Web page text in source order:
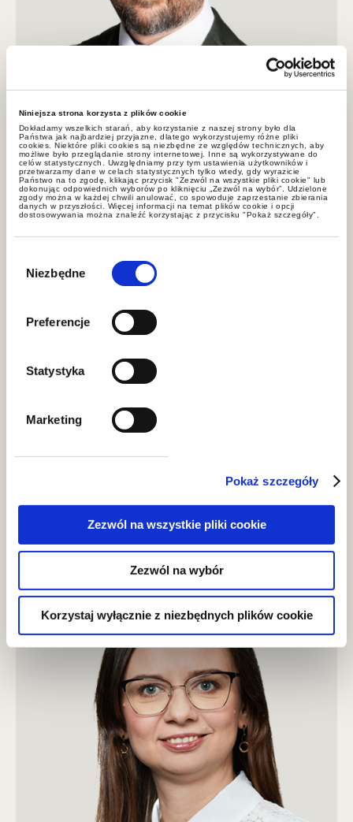
Niniejsza strona korzysta z plików cookie
Dokładamy wszelkich starań, aby korzystanie z naszej strony było dla
Państwa jak najbardziej przyjazne, dlatego wykorzystujemy różne pliki
cookies. Niektóre pliki cookies są niezbędne ze względów technicznych, aby
możliwe było przeglądanie strony internetowej. Inne są wykorzystywane do
celów statystycznych. Uwzględniamy przy tym ustawienia użytkowników i
przetwarzamy dane w celach statystycznych tylko wtedy, gdy wyrazicie
Państwo na to zgodę, klikając przycisk "Zezwól na wszystkie pliki cookie" lub
dokonując odpowiednich wyborów po kliknięciu „Zezwól na wybór”. Udzielone
zgody można w każdej chwili anulować, co spowoduje zaprzestanie zbierania
danych w przyszłości. Więcej informacji na temat plików cookie i opcji
dostosowywania można znaleźć korzystając z przycisku "Pokaż szczegóły".
zgody
Niezbędne
Preferencje
Statystyka
Marketing
Pokaż szczegóły
Zezwól na wszystkie pliki cookie
Zezwól na wybór
Korzystaj wyłącznie z niezbędnych plików cookie
Michał Sękowski
radca prawny, partner GWW
Łukasz Doniec
radca prawny, partner